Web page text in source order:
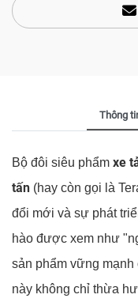
Thông
Bộ đôi siêu phẩm xe
tấn (hay còn gọi là
đổi mới và sự phát
hào được xem như
sản phẩm vững mạnh
này không chỉ thừa